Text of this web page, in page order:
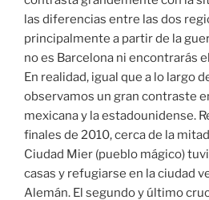
las diferencias entre las dos
principalmente a partir de la
no es Barcelona ni encontrarás
En realidad, igual que a lo largo
observamos un gran contraste
mexicana y la estadounidense.
finales de 2010, cerca de la
Ciudad Mier (pueblo mágico)
casas y refugiarse en la ciudad
Alemán. El segundo y último